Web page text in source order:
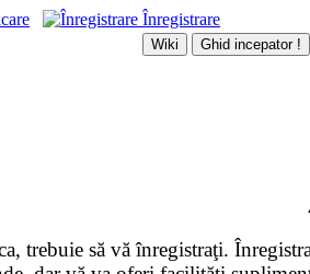
Înregistrare
trebuie să vă înregistraţi.